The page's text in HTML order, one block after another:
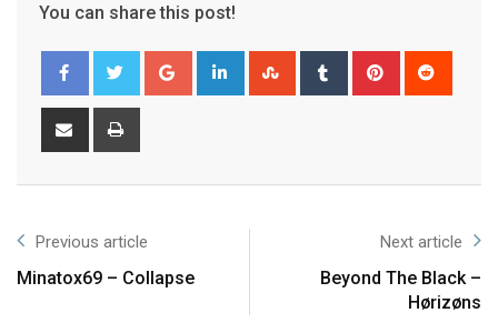
You can share this post!
Previous article
Minatox69 – Collapse
Next article
Beyond The Black –
Hørizøns